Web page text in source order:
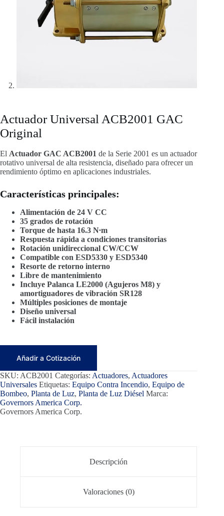
Actuador Universal ACB2001 GAC
Original
El Actuador GAC ACB2001 de la Serie 2001 es un actuador
rotativo universal de alta resistencia, diseñado para ofrecer un
rendimiento óptimo en aplicaciones industriales.
Características principales:
Alimentación de 24 V CC
35 grados de rotación
Torque de hasta 16.3 N∙m
Respuesta rápida a condiciones transitorias
Rotación unidireccional CW/CCW
Compatible con ESD5330 y ESD5340
Resorte de retorno interno
Libre de mantenimiento
Incluye Palanca LE2000 (Agujeros M8) y
amortiguadores de vibración SR128
Múltiples posiciones de montaje
Diseño universal
Fácil instalación
Añadir a Cotización
SKU: ACB2001 Categorías: Actuadores, Actuadores
Universales Etiquetas: Equipo Contra Incendio, Equipo de
Bombeo, Planta de Luz, Planta de Luz Diésel Marca:
Governors America Corp.
Governors America Corp.
Descripción
Valoraciones (0)